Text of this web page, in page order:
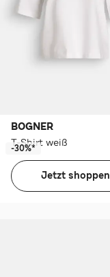
BOGNER
T-Shirt weiß
-30%*
Jetzt shoppen